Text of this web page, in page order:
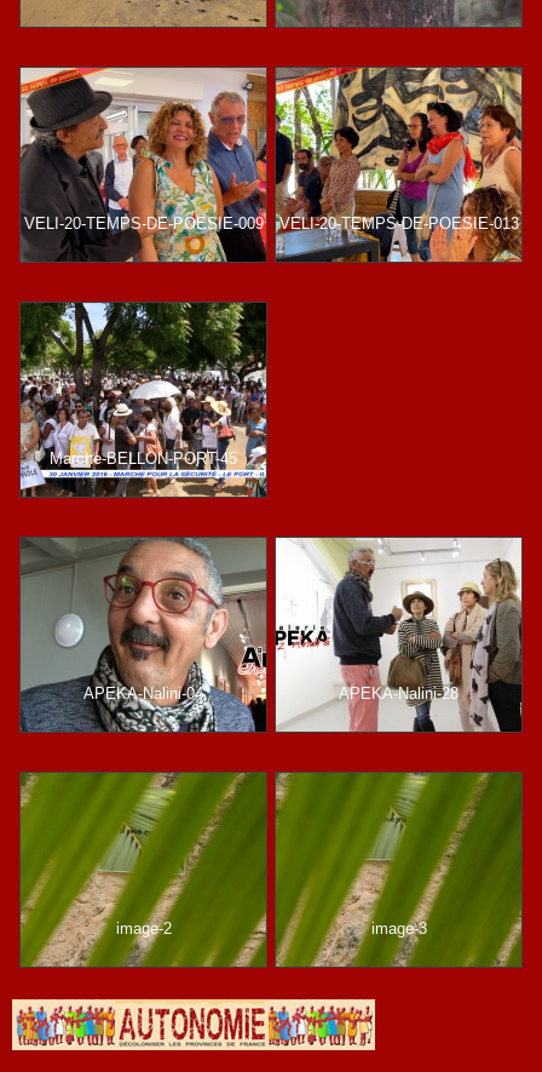
VELI-20-TEMPS-DE-POESIE-009 VELI-20-TEMPS-DE-POESIE-013
Marche-BELLON-PORT-45
APEKA-Nalini-04 APEKA-Nalini-28
image-2 image-3